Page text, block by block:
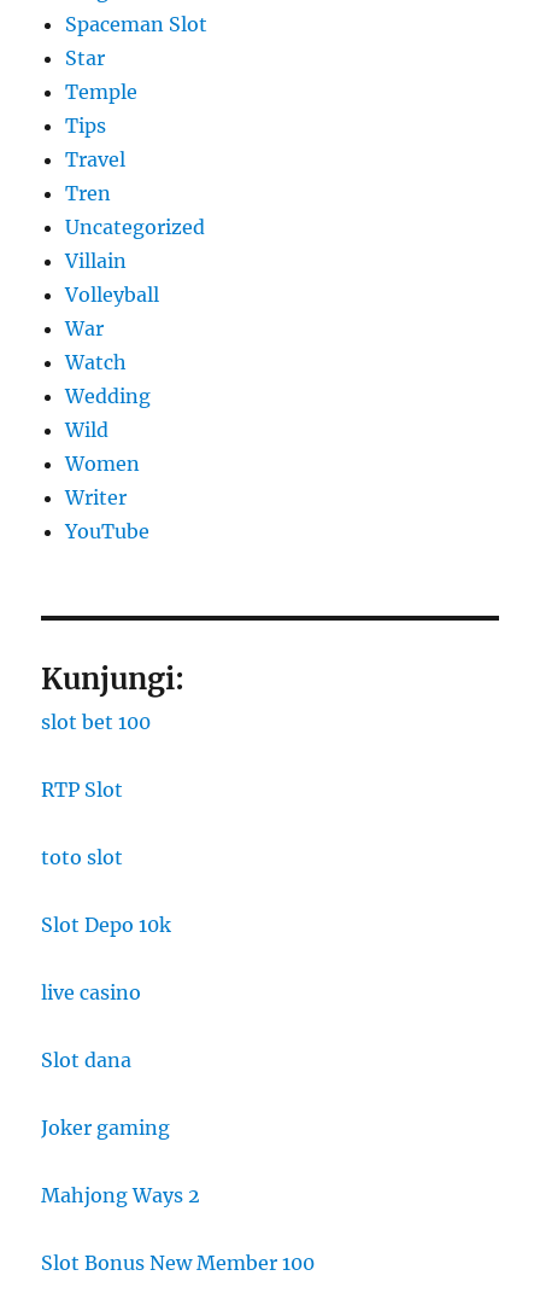
Spaceman Slot
Star
Temple
Tips
Travel
Tren
Uncategorized
Villain
Volleyball
War
Watch
Wedding
Wild
Women
Writer
YouTube
Kunjungi:
slot bet 100
RTP Slot
toto slot
Slot Depo 10k
live casino
Slot dana
Joker gaming
Mahjong Ways 2
Slot Bonus New Member 100